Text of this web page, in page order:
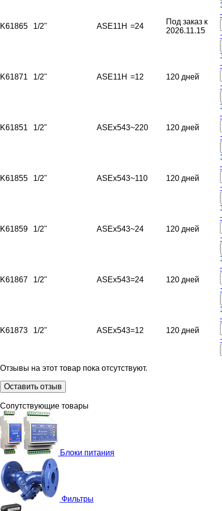
K61865 1/2" ASE11H =24
Под заказ к
2026.11.15
K61871 1/2" ASE11H =12 120 дней
K61851 1/2" ASEx543~220 120 дней
K61855 1/2" ASEx543~110 120 дней
K61859 1/2" ASEx543~24 120 дней
K61867 1/2" ASEx543=24 120 дней
K61873 1/2" ASEx543=12 120 дней
Отзывы на этот товар пока отсутствуют.
Оставить отзыв
Сопутствующие товары
Блоки питания
Фильтры